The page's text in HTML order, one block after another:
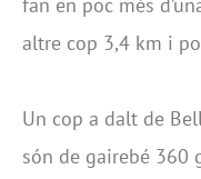
altre cop 3,4 km i
Un cop a dalt de
són de gairebé 360